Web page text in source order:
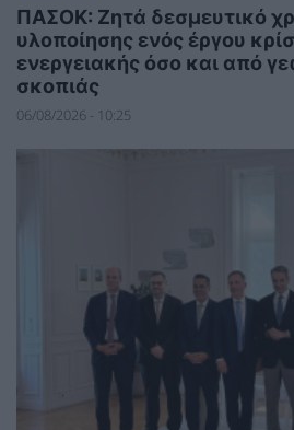
ΠΑΣΟΚ: Ζητά δεσμευτικό
υλοποίησης ενός έργου
ενεργειακής όσο και από
σκοπιάς
06/08/2026 - 10:25